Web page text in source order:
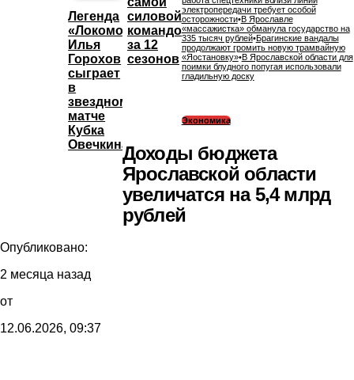
Легенда
«Локомотива»
Илья
Горохов
сыграет
в
звездном
матче
Кубка
Овечкина
силовой
командой
за 12
сезонов
электропередачи требует особой
осторожности•В Ярославле
«массажистка» обманула государство на
335 тысяч рублей•Брагинские вандалы
продолжают громить новую трамвайную
«Яостановку»•В Ярославской области для
поимки блудного попугая использовали
гладильную доску
Экономика
Доходы бюджета
Ярославской области
увеличатся на 5,4 млрд
рублей
Опубликовано:
2 месяца назад
от
12.06.2026, 09:37